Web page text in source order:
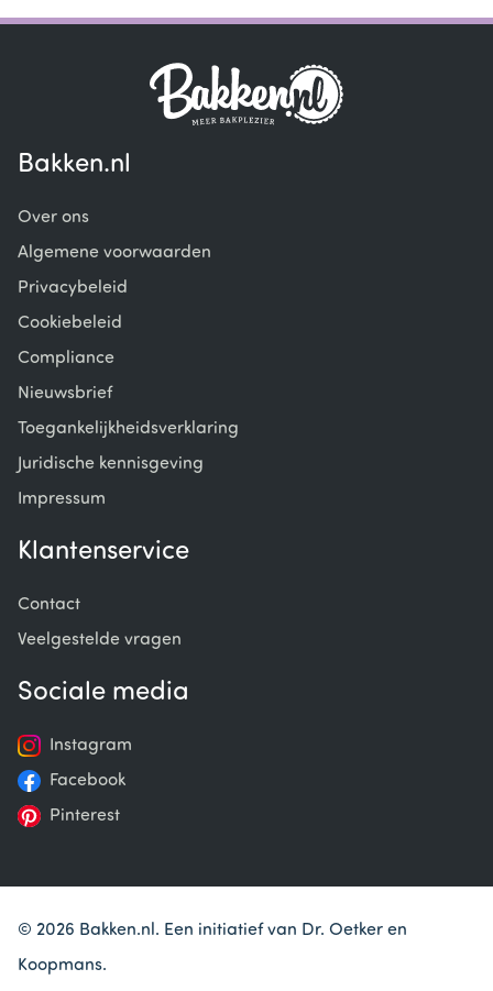
Bakken.nl
Over ons
Algemene voorwaarden
Privacybeleid
Cookiebeleid
Compliance
Nieuwsbrief
Toegankelijkheidsverklaring
Juridische kennisgeving
Impressum
Klantenservice
Contact
Veelgestelde vragen
Sociale media
Instagram
Facebook
Pinterest
© 2026 Bakken.nl. Een initiatief van Dr. Oetker en
Koopmans.